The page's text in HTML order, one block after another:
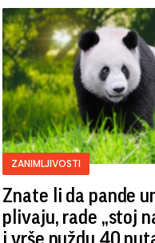
ZANIMLJIVOSTI
Znate li da pande
plivaju, rade „stoj
i vrše nuždu 40